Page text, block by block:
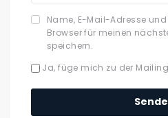
Name, E-Mail-Adresse
Browser für meinen
speichern.
Ja, füge mich zu der